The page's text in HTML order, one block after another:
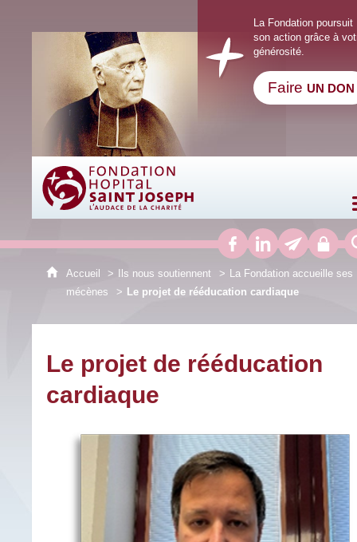
Fondation Hôpital Saint Joseph
La Fondation poursuit
son action grâce à
générosité.
Faire UN DON
Accueil Ils nous soutiennent
La Fondation accueille ses
mécènes
Le projet de rééducation cardiaque
Le projet de rééducation
cardiaque